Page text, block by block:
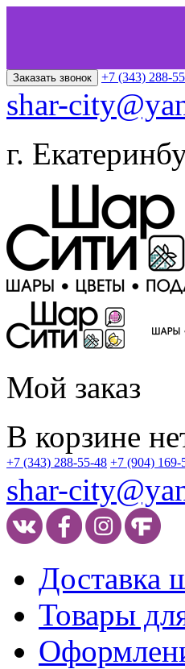
Заказать звонок +7 (343) 288-
shar-
г.
Мой заказ
В корзине
+7 (343) 288-55-48 +7 (904) 169-
shar-
Доставка
Товары